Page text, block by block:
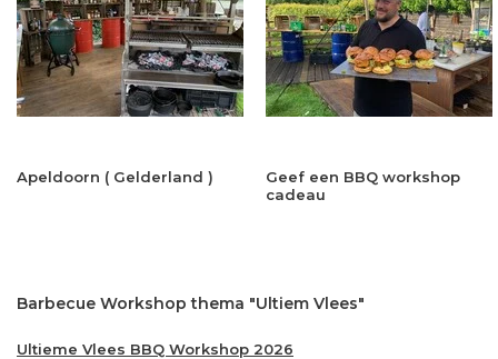
Apeldoorn ( Gelderland )
Geef een BBQ workshop
cadeau
Barbecue Workshop thema "Ultiem Vlees"
Ultieme Vlees BBQ Workshop 2026